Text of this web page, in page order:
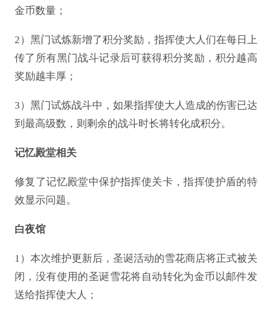
金币数量；
2）黑门试炼新增了积分奖励，指挥使大人们在每日上
传了所有黑门战斗记录后可获得积分奖励，积分越高
奖励越丰厚；
3）黑门试炼战斗中，如果指挥使大人造成的伤害已达
到最高级数，则剩余的战斗时长将转化成积分。
记忆殿堂相关
修复了记忆殿堂中保护指挥使关卡，指挥使护盾的特
效显示问题。
白夜馆
1）本次维护更新后，圣诞活动的雪花商店将正式被关
闭，没有使用的圣诞雪花将自动转化为金币以邮件发
送给指挥使大人；